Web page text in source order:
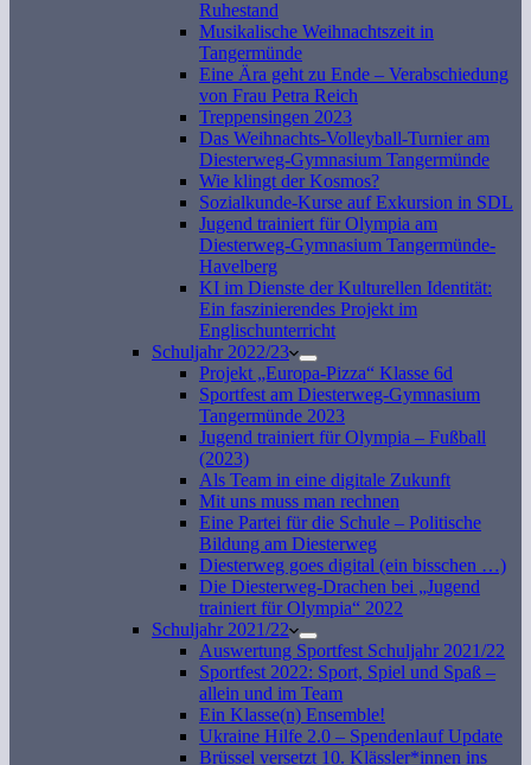
Ruhestand
Musikalische Weihnachtszeit in
Tangermünde
Eine Ära geht zu Ende – Verabschiedung
von Frau Petra Reich
Treppensingen 2023
Das Weihnachts-Volleyball-Turnier am
Diesterweg-Gymnasium Tangermünde
Wie klingt der Kosmos?
Sozialkunde-Kurse auf Exkursion in SDL
Jugend trainiert für Olympia am
Diesterweg-Gymnasium Tangermünde-
Havelberg
KI im Dienste der Kulturellen Identität:
Ein faszinierendes Projekt im
Englischunterricht
Schuljahr 2022/23
Projekt „Europa-Pizza“ Klasse 6d
Sportfest am Diesterweg-Gymnasium
Tangermünde 2023
Jugend trainiert für Olympia – Fußball
(2023)
Als Team in eine digitale Zukunft
Mit uns muss man rechnen
Eine Partei für die Schule – Politische
Bildung am Diesterweg
Diesterweg goes digital (ein bisschen …)
Die Diesterweg-Drachen bei „Jugend
trainiert für Olympia“ 2022
Schuljahr 2021/22
Auswertung Sportfest Schuljahr 2021/22
Sportfest 2022: Sport, Spiel und Spaß –
allein und im Team
Ein Klasse(n) Ensemble!
Ukraine Hilfe 2.0 – Spendenlauf Update
Brüssel versetzt 10. Klässler*innen ins